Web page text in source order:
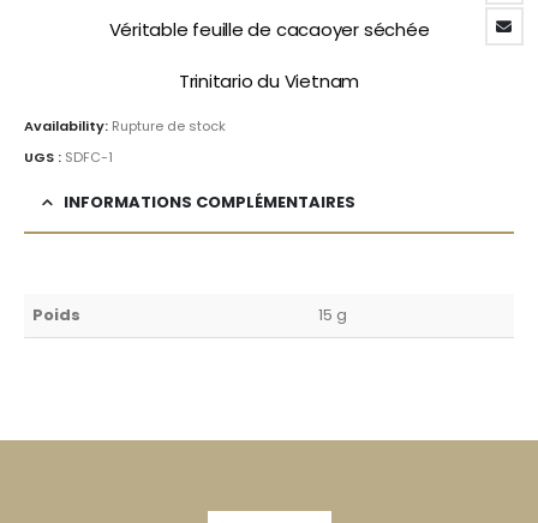
Véritable feuille de cacaoyer séchée
Trinitario du Vietnam
Availability: Rupture de stock
UGS : SDFC-1
INFORMATIONS COMPLÉMENTAIRES
Poids 15 g